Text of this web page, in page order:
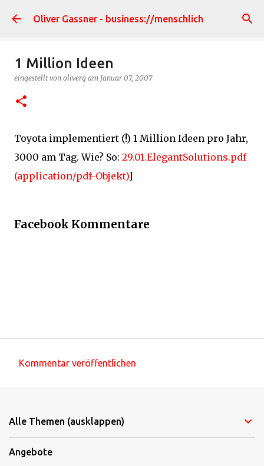
Direkt zum Hauptbereich
Oliver Gassner - business://menschlich
1 Million Ideen
eingestellt von oliverg am Januar 07, 2007
Toyota implementiert (!) 1 Million Ideen pro Jahr,
3000 am Tag. Wie? So: 29.01.ElegantSolutions.pdf
(application/pdf-Objekt)]
Facebook Kommentare
m
n
Kommentar veröffentlichen
Alle Themen (ausklappen)
Angebote